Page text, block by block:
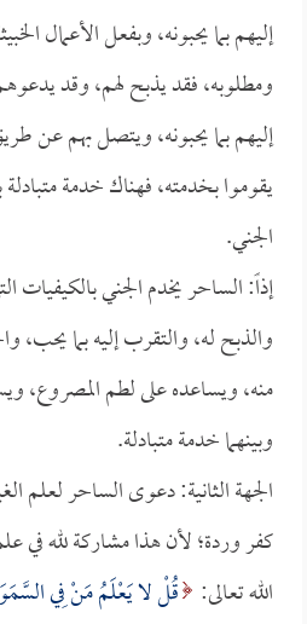
إليهم بما يحبونه، وبفعل الأعمال
ومطلوبه، فقد يذبح لهم، وقد
إليهم بما يحبونه، ويتصل بهم عن
يقوموا بخدمته، فهناك خدمة
الجني.
إذاً: الساحر يخدم الجني بالكيفيات
والذبح له، والتقرب إليه بما يحب،
منه، ويساعده على لطم المصروع،
وبينهما خدمة متبادلة.
الجهة الثانية: دعوى الساحر
كفر وردة؛ لأن هذا مشاركة لله في
الله تعالى: قُلْ لا يَعْلَمُ مَنْ فِي